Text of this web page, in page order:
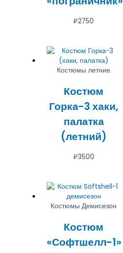
₽2750
Костюмы летние
Костюм
Горка-3 хаки,
палатка
(летний)
₽3500
Костюмы Демисезон
Костюм
«Софтшелл-1»